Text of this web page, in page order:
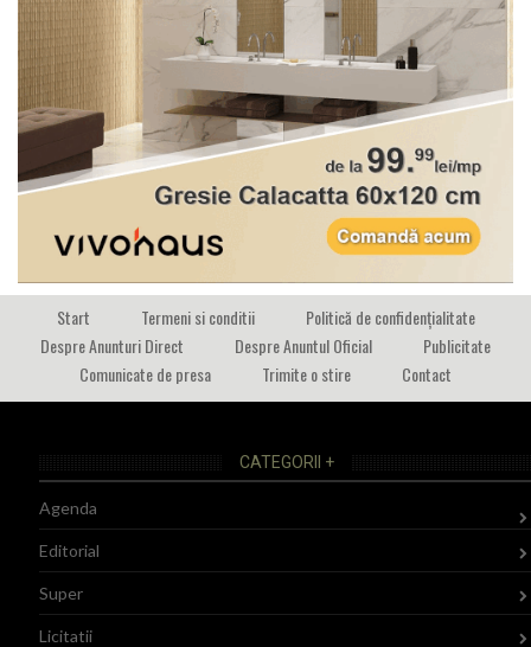
Start Termeni si conditii
Politică de confidențialitate
Despre Anunturi Direct
Despre Anuntul Oficial
Publicitate
Comunicate de presa
Trimite o stire Contact
CATEGORII +
Agenda
Editorial
Super
Licitatii